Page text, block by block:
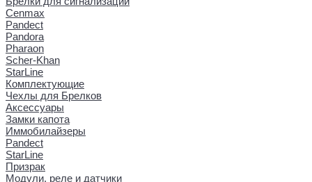
Cenmax
Pandect
Pandora
Pharaon
Scher-Khan
StarLine
Комплектующие
Чехлы для Брелков
Аксессуары
Замки капота
Иммобилайзеры
Pandect
StarLine
Призрак
Модули, реле и датчики